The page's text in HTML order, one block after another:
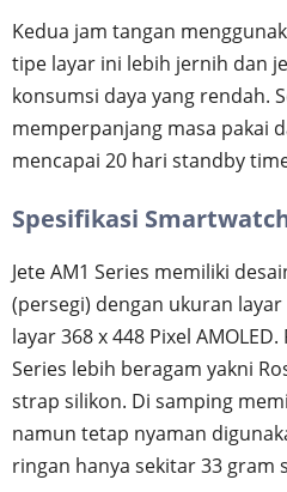
Kedua jam tangan
tipe layar ini lebih jernih dan
konsumsi daya yang rendah.
memperpanjang masa pakai
mencapai 20 hari standby
Spesifikasi
Jete AM1 Series memiliki
(persegi) dengan ukuran
layar 368 x 448 Pixel
Series lebih beragam yakni
strap silikon. Di samping
namun tetap nyaman
ringan hanya sekitar 33 gram